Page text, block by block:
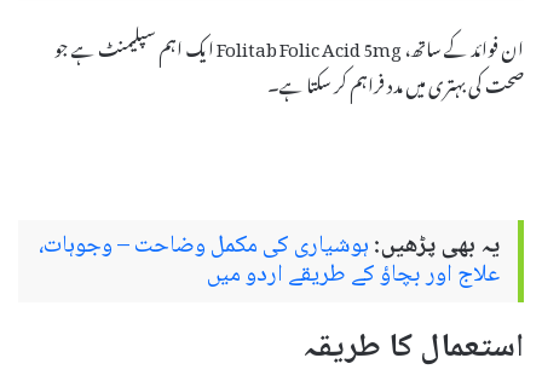
ان فوائد کے ساتھ، Folitab Folic Acid 5mg ایک اہم سپلیمنٹ ہے جو
صحت کی بہتری میں مدد فراہم کر سکتا ہے۔
یہ بھی پڑھیں:ہوشیاری کی مکمل وضاحت – وجوہات،
علاج اور بچاؤ کے طریقے اردو میں
استعمال کا طریقہ